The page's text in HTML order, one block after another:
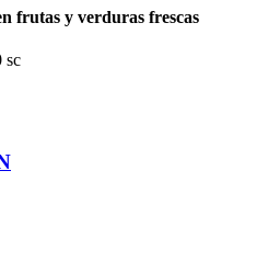
frutas y verduras frescas
sc